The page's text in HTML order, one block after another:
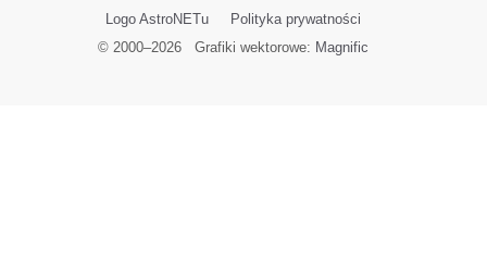
Logo AstroNETu
Polityka prywatności
© 2000–2026Grafiki wektorowe: Magnific